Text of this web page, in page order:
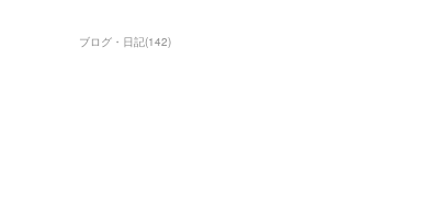
ブログ・日記(142)